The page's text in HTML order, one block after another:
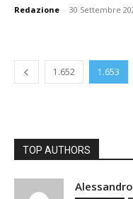
Redazione - 30 Settembre
1.652 1.653
TOP AUTHORS